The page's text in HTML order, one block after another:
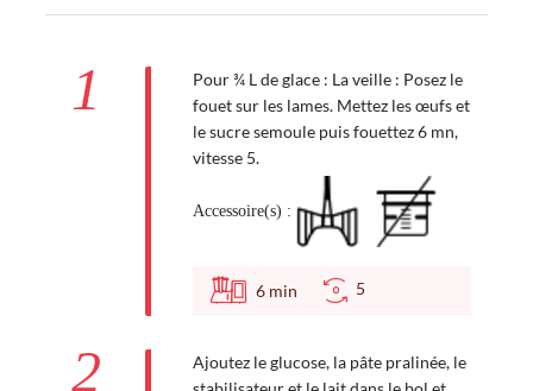
1
Pour ¾ L de glace : La veille : Posez le
fouet sur les lames. Mettez les œufs et
le sucre semoule puis fouettez 6 mn,
vitesse 5.
Accessoire(s) :
6 min 5
2
Ajoutez le glucose, la pâte pralinée, le